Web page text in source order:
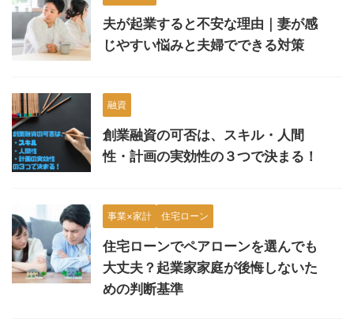
夫が起業すると不安な理由｜妻が感
じやすい悩みと夫婦でできる対策
融資
創業融資の可否は、スキル・人間
性・計画の実効性の３つで決まる！
事業×家計 住宅ローン
住宅ローンでペアローンを選んでも
大丈夫？起業家家庭が後悔しないた
めの判断基準